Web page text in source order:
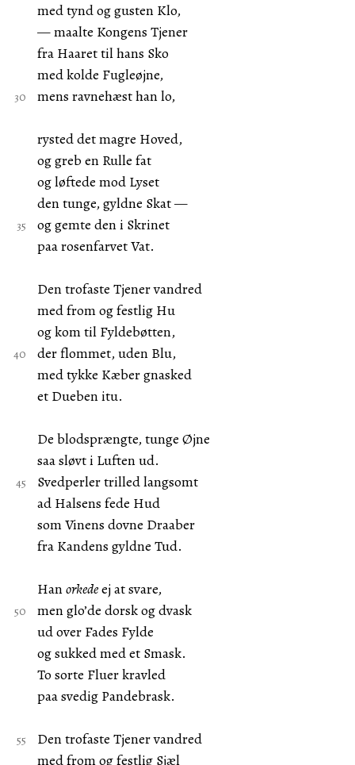
med tynd og gusten Klo,
— maalte Kongens Tjener
fra Haaret til hans Sko
med kolde Fugleøjne,
mens ravnehæst han lo,
rysted det magre Hoved,
og greb en Rulle fat
og løftede mod Lyset
den tunge, gyldne Skat —
og gemte den i Skrinet
paa rosenfarvet Vat.
Den trofaste Tjener vandred
med from og festlig Hu
og kom til Fyldebøtten,
der flommet, uden Blu,
med tykke Kæber gnasked
et Dueben itu.
De blodsprængte, tunge Øjne
saa sløvt i Luften ud.
Svedperler trilled langsomt
ad Halsens fede Hud
som Vinens dovne Draaber
fra Kandens gyldne Tud.
Hanorkedeej at svare,
men glo’de dorsk og dvask
ud over Fades Fylde
og sukked med et Smask.
To sorte Fluer kravled
paa svedig Pandebrask.
Den trofaste Tjener vandred
med from og festlig Sjæl